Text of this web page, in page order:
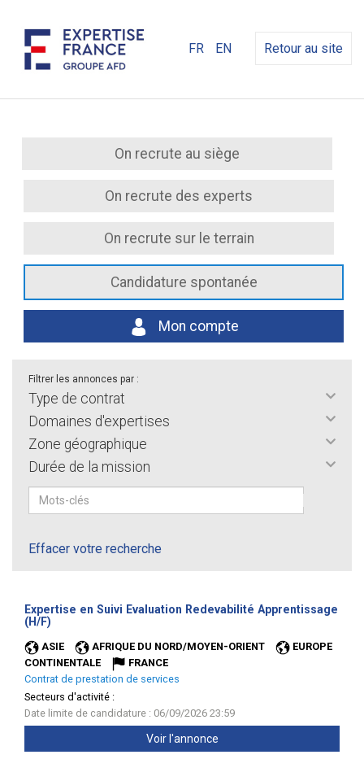
FR EN Retour au site
On recrute au siège
On recrute des experts
On recrute sur le terrain
Candidature spontanée
Mon compte
Filtrer les annonces par :
Type de contrat
Domaines d'expertises
Zone géographique
Durée de la mission
Effacer votre recherche
Expertise en Suivi Evaluation Redevabilité Apprentissage
(H/F)
ASIE AFRIQUE DU NORD/MOYEN-ORIENT
EUROPE
CONTINENTALE
FRANCE
Contrat de prestation de services
Secteurs d'activité :
Date limite de candidature : 06/09/2026 23:59
Voir l'annonce